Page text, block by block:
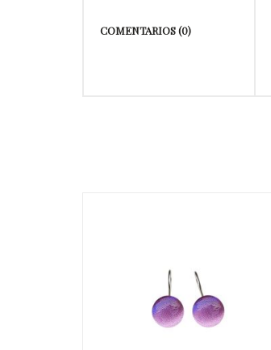
COMENTARIOS (0)